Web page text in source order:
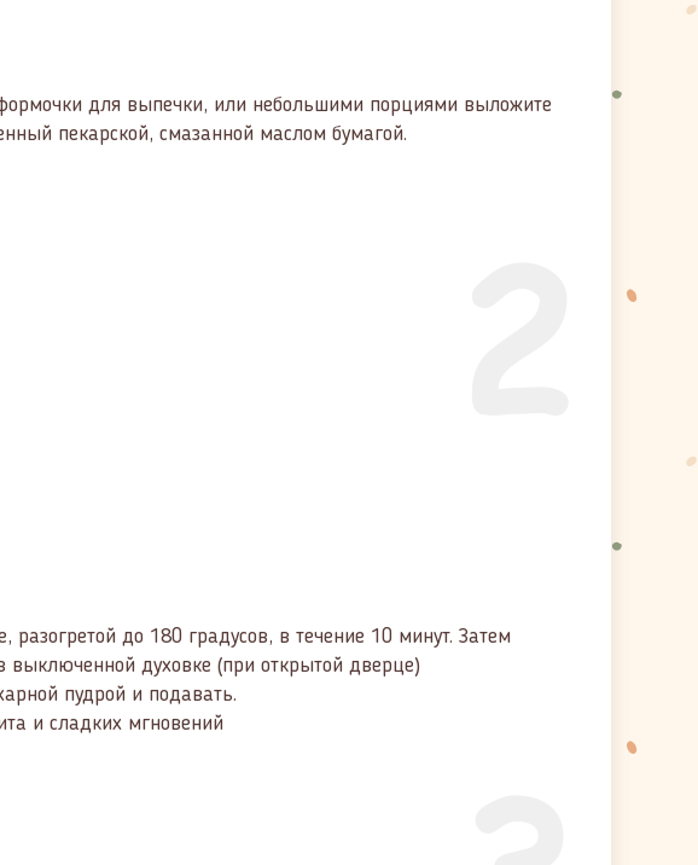
для выпечки, или небольшими порциями выложите
пекарской, смазанной маслом бумагой.
разогретой до 180 градусов, в течение 10 минут. Затем
выключенной духовке (при открытой дверце)
пудрой и подавать.
и сладких мгновений